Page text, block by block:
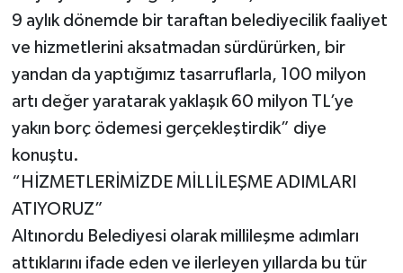
9 aylık dönemde bir taraftan belediyecilik faaliyet
ve hizmetlerini aksatmadan sürdürürken, bir
yandan da yaptığımız tasarruflarla, 100 milyon
artı değer yaratarak yaklaşık 60 milyon TL’ye
yakın borç ödemesi gerçekleştirdik” diye
konuştu.
“HİZMETLERİMİZDE MİLLİLEŞME ADIMLARI
ATIYORUZ”
Altınordu Belediyesi olarak millileşme adımları
attıklarını ifade eden ve ilerleyen yıllarda bu tür